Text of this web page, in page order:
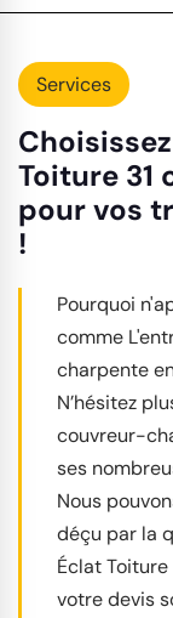
Services
Toiture
pour vos
!
Pourquoi
comme
charpente
N’hésitez
couvreur-
ses
Nous
déçu par la
Éclat
votre devis